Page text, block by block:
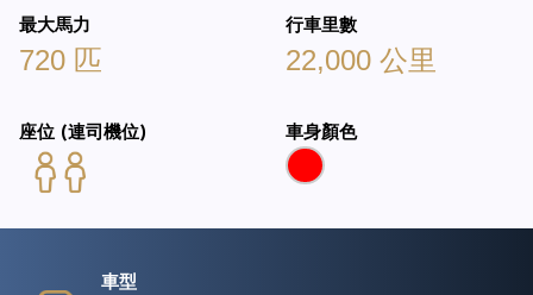
最大馬力
720 匹
行車里數
22,000 公里
座位 (連司機位) 車身顏色
車型